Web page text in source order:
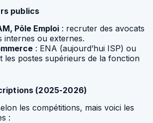
publics
Pôle Emploi : recruter des avocats
internes ou externes.
: ENA (aujourd’hui ISP) ou
les postes supérieurs de la fonction
(2025-2026)
les compétitions, mais voici les
: